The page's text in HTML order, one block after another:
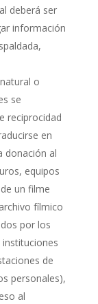
deberá ser
información
o
se
reciprocidad
en
donación al
equipos
un filme
fílmico
por los
de
personales),
al